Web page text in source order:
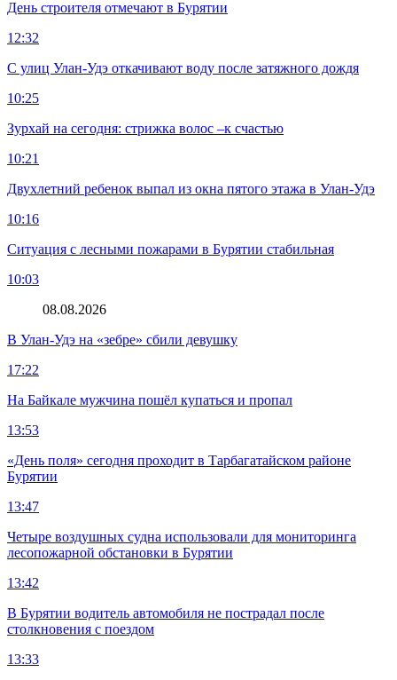
День строителя отмечают в Бурятии
12:32
С улиц Улан-Удэ откачивают воду после затяжного дождя
10:25
Зурхай на сегодня: стрижка волос –к счастью
10:21
Двухлетний ребенок выпал из окна пятого этажа в Улан-Удэ
10:16
Ситуация с лесными пожарами в Бурятии стабильная
10:03
08.08.2026
В Улан-Удэ на «зебре» сбили девушку
17:22
На Байкале мужчина пошёл купаться и пропал
13:53
«День поля» сегодня проходит в Тарбагатайском районе
Бурятии
13:47
Четыре воздушных судна использовали для мониторинга
лесопожарной обстановки в Бурятии
13:42
В Бурятии водитель автомобиля не пострадал после
столкновения с поездом
13:33